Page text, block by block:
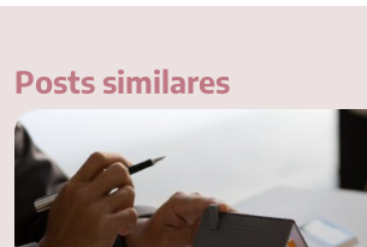
Posts similares
Imóvel de herança: o cônjuge tem direito?